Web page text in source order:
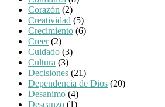
Corazón (2)
Creatividad (5)
Crecimiento (6)
Creer(2)
Cuidado (3)
Cultura (3)
Decisiones (21)
Dependencia de Dios (20)
Desanimo (4)
Descanzo (1)